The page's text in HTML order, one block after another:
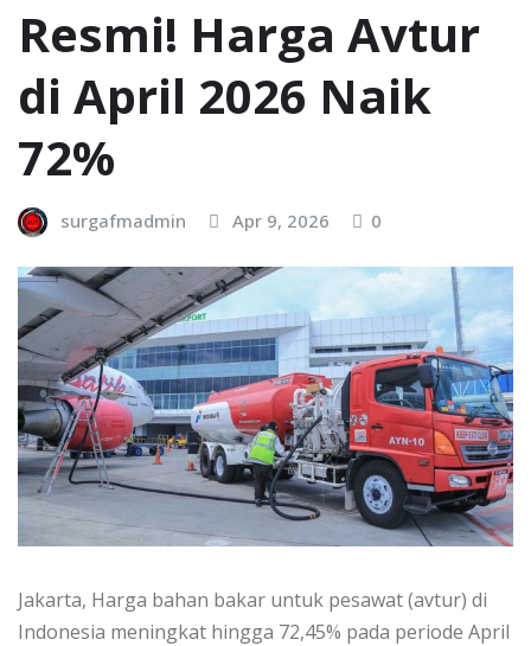
Resmi! Harga Avtur
di April 2026 Naik
72%
surgafmadmin Apr 9, 2026 0
Jakarta, Harga bahan bakar untuk pesawat (avtur) di
Indonesia meningkat hingga 72,45% pada periode April